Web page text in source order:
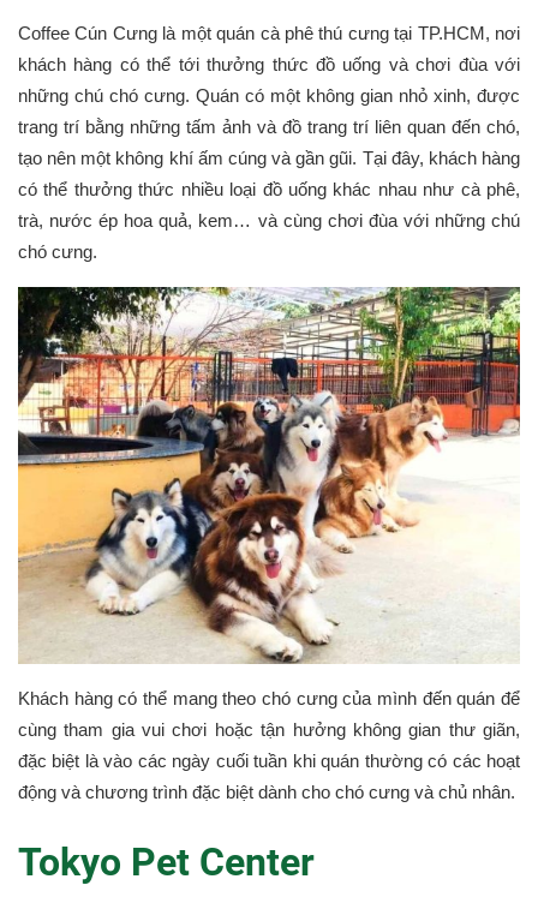
Coffee Cún Cưng là một quán cà phê thú cưng tại TP.HCM, nơi
khách hàng có thể tới thưởng thức đồ uống và chơi đùa với
những chú chó cưng. Quán có một không gian nhỏ xinh, được
trang trí bằng những tấm ảnh và đồ trang trí liên quan đến chó,
tạo nên một không khí ấm cúng và gần gũi. Tại đây, khách hàng
có thể thưởng thức nhiều loại đồ uống khác nhau như cà phê,
trà, nước ép hoa quả, kem… và cùng chơi đùa với những chú
chó cưng.
Khách hàng có thể mang theo chó cưng của mình đến quán để
cùng tham gia vui chơi hoặc tận hưởng không gian thư giãn,
đặc biệt là vào các ngày cuối tuần khi quán thường có các hoạt
động và chương trình đặc biệt dành cho chó cưng và chủ nhân.
Tokyo Pet Center